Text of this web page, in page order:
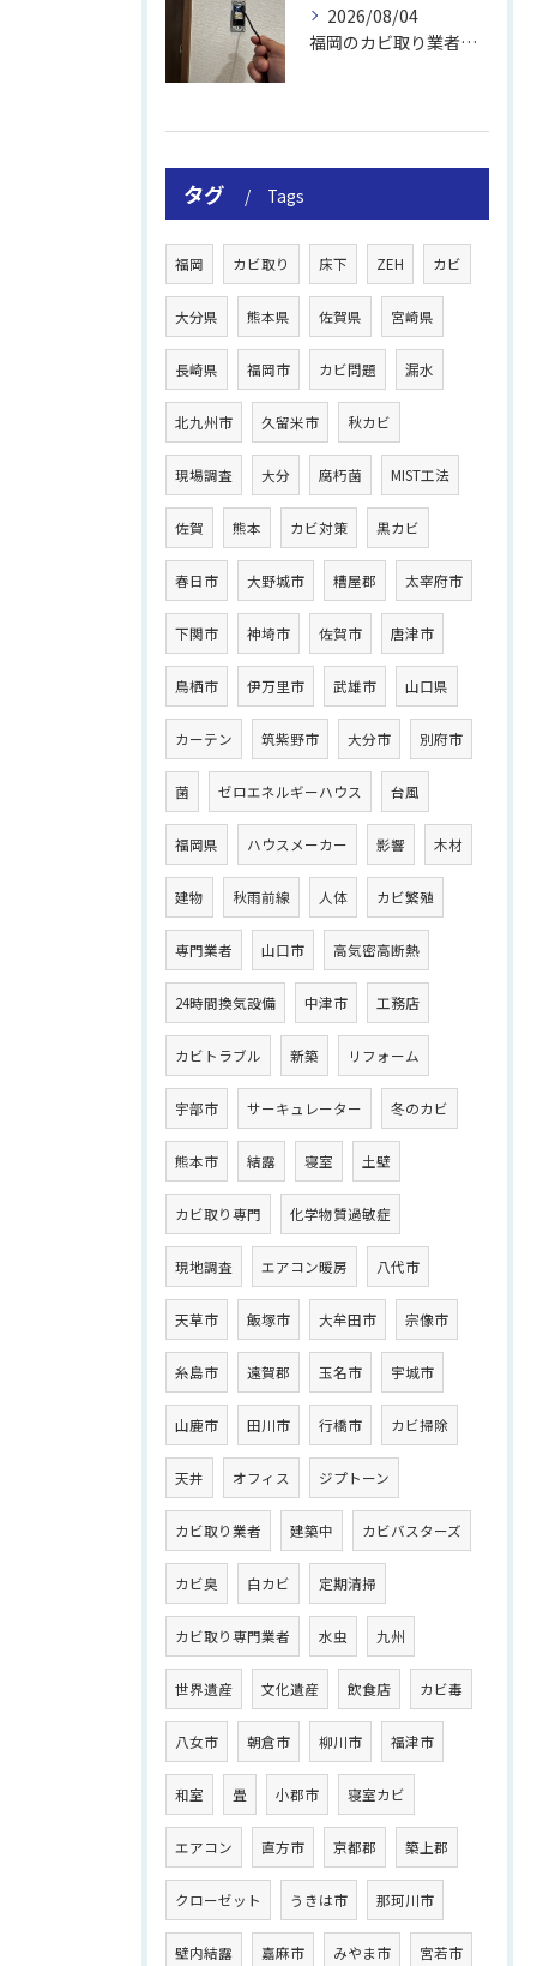
2026/08/04
福岡のカビ取り業者おすすめの選び方と費用
タグ Tags
福岡 カビ取り 床下 ZEH カビ
大分県 熊本県 佐賀県 宮崎県
長崎県 福岡市 カビ問題 漏水
北九州市 久留米市 秋カビ
現場調査 大分 腐朽菌 MIST工法
佐賀 熊本 カビ対策 黒カビ
春日市 大野城市 糟屋郡 太宰府市
下関市 神埼市 佐賀市 唐津市
鳥栖市 伊万里市 武雄市 山口県
カーテン 筑紫野市 大分市 別府市
菌 ゼロエネルギーハウス 台風
福岡県 ハウスメーカー 影響 木材
建物 秋雨前線 人体 カビ繁殖
専門業者 山口市 高気密高断熱
24時間換気設備 中津市 工務店
カビトラブル 新築 リフォーム
宇部市 サーキュレーター 冬のカビ
熊本市 結露 寝室 土壁
カビ取り専門 化学物質過敏症
現地調査 エアコン暖房 八代市
天草市 飯塚市 大牟田市 宗像市
糸島市 遠賀郡 玉名市 宇城市
山鹿市 田川市 行橋市 カビ掃除
天井 オフィス ジプトーン
カビ取り業者 建築中 カビバスターズ
カビ臭 白カビ 定期清掃
カビ取り専門業者 水虫 九州
世界遺産 文化遺産 飲食店 カビ毒
八女市 朝倉市 柳川市 福津市
和室 畳 小郡市 寝室カビ
エアコン 直方市 京都郡 築上郡
クローゼット うきは市 那珂川市
壁内結露 嘉麻市 みやま市 宮若市